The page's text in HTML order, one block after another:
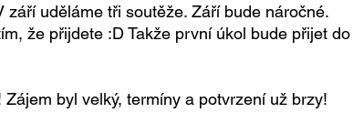
uděláme tři soutěže. Září bude náročné.
že přijdete :D Takže první úkol bude přijet do
Zájem byl velký, termíny a potvrzení už brzy!